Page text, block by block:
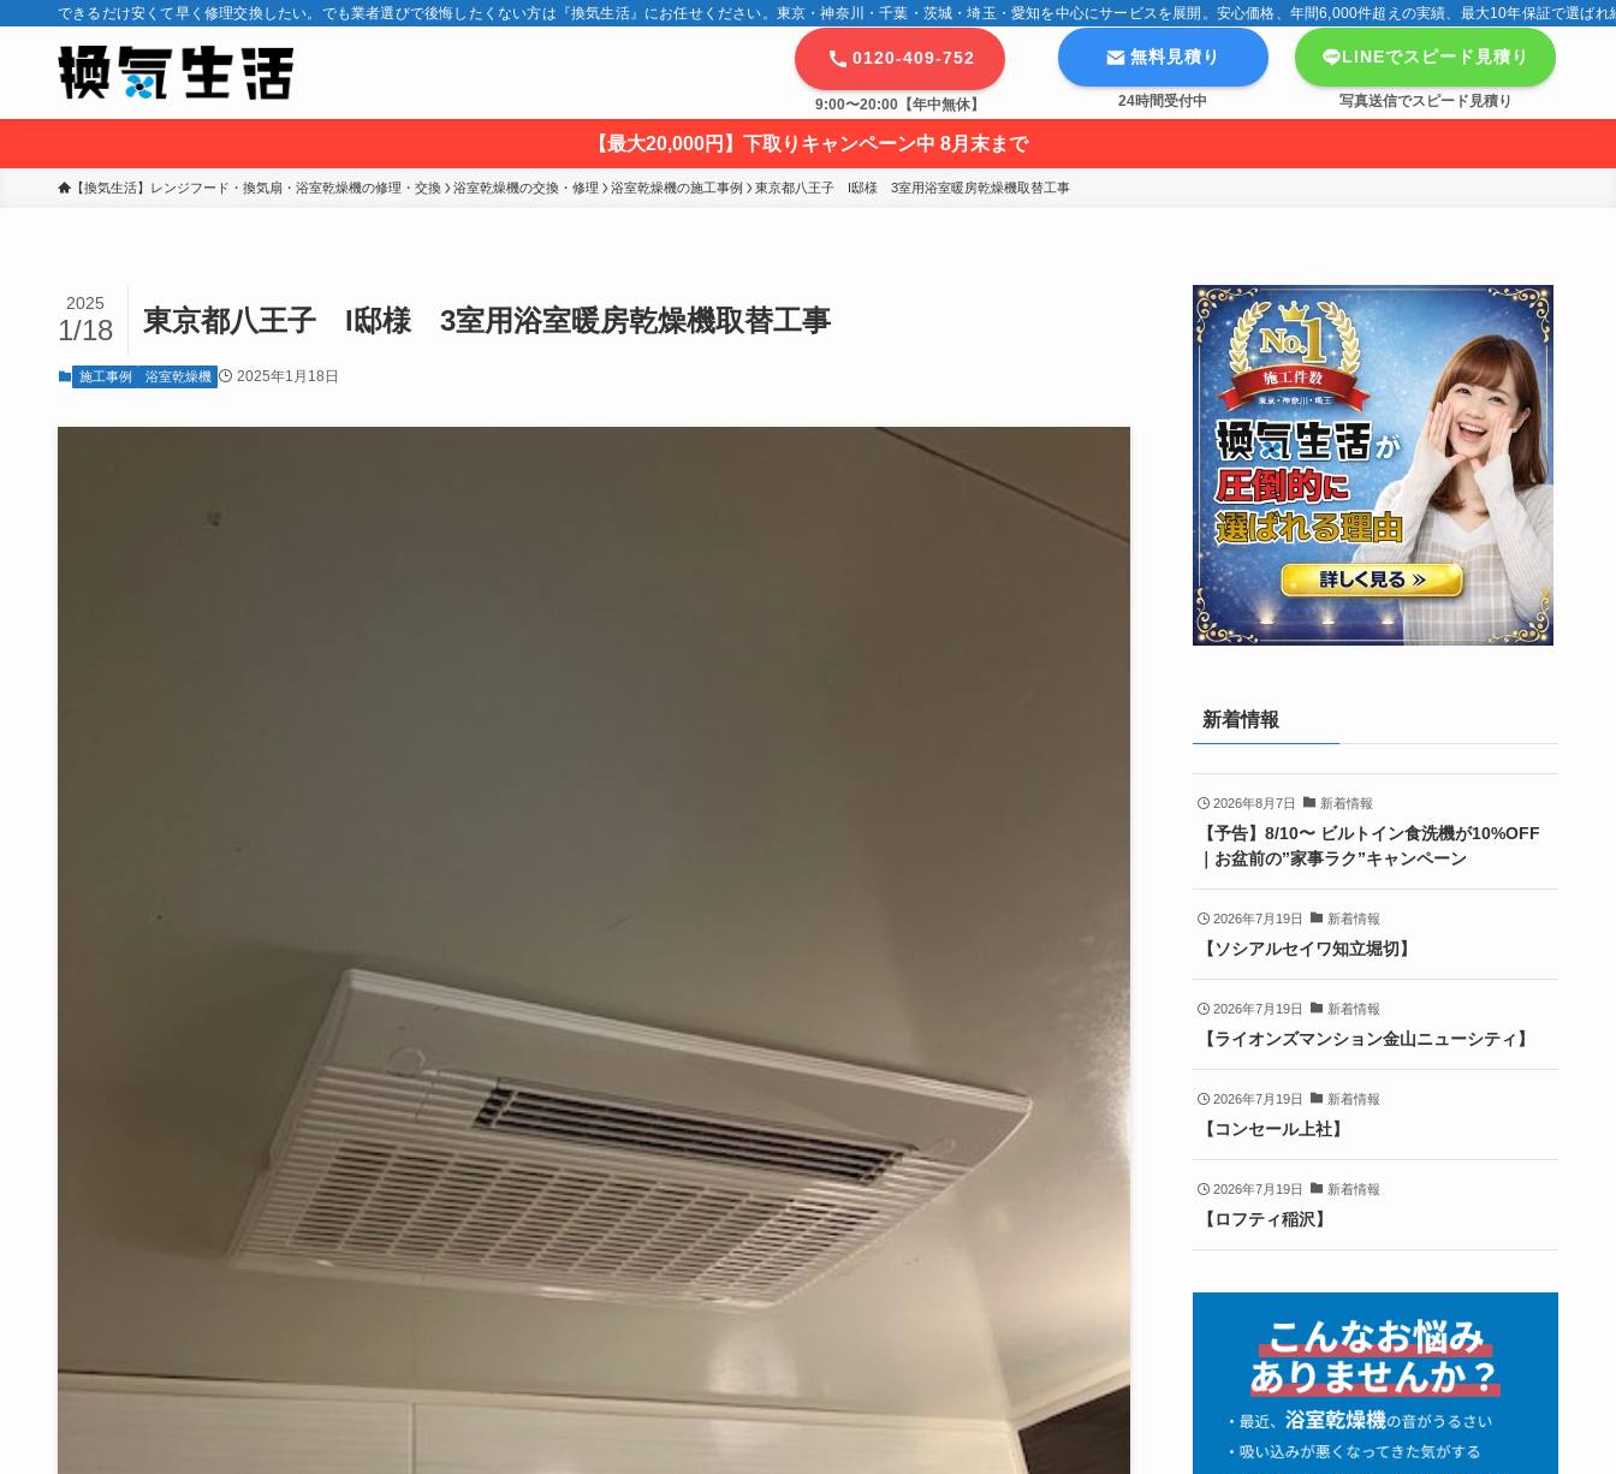
できるだけ安くて早く修理交換したい。でも業者選びで後悔したくない方は『換気生活』にお任せください。東京・神奈川・千葉・茨城・埼玉・愛知を中心にサービスを展開。安心価格、年間6,000件超えの実績、最大10年保証で選ばれ
0120-409-752
9:00〜20:00【年中無休】
無料見積り
24時間受付中
LINEでスピード見積り
写真送信でスピード見積り
【最大20,000円】下取りキャンペーン中 8月末まで
【換気生活】レンジフード・換気扇・浴室乾燥機の修理・交換 浴室乾燥機の交換・修理 浴室乾燥機の施工事例 東京都八王子　I邸様　3室用浴室暖房乾燥機取替工事
東京都八王子 I邸様 3室用浴室暖房乾燥機取替工事
2025
1/18
施工事例 浴室乾燥機 2025年1月18日
新着情報
2026年8月7日 新着情報
【予告】8/10〜 ビルトイン食洗機が10%OFF
｜お盆前の”家事ラク”キャンペーン
2026年7月19日 新着情報
【ソシアルセイワ知立堀切】
2026年7月19日 新着情報
【ライオンズマンション金山ニューシティ】
2026年7月19日 新着情報
【コンセール上社】
2026年7月19日 新着情報
【ロフティ稲沢】